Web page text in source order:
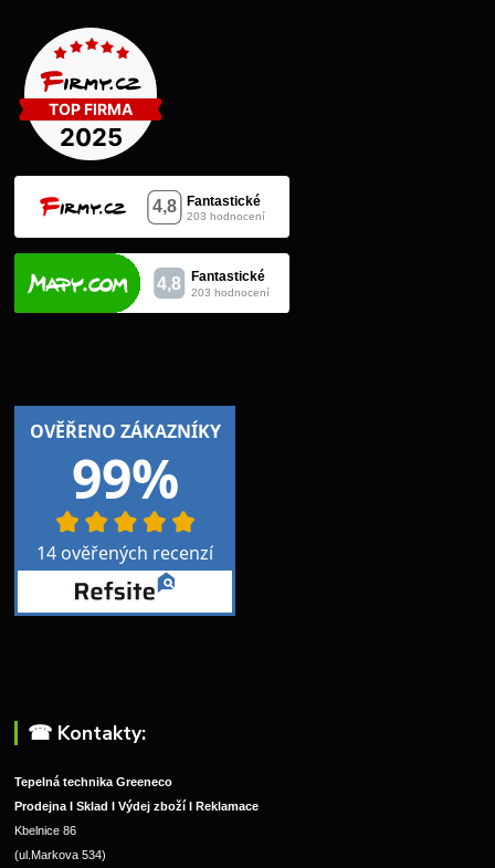
☎︎ Kontakty:
Tepelná technika Greeneco
Prodejna I Sklad I Výdej zboží I Reklamace
Kbelnice 86
(ul.Markova 534)